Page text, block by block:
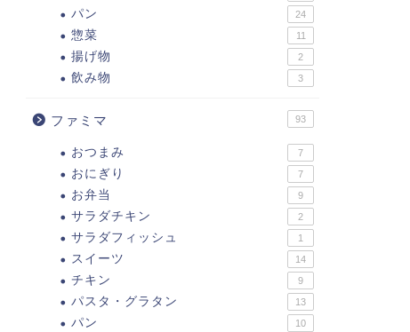
パン 24
惣菜 11
揚げ物 2
飲み物 3
ファミマ 93
おつまみ 7
おにぎり 7
お弁当 9
サラダチキン 2
サラダフィッシュ 1
スイーツ 14
チキン 9
パスタ・グラタン 13
パン 10